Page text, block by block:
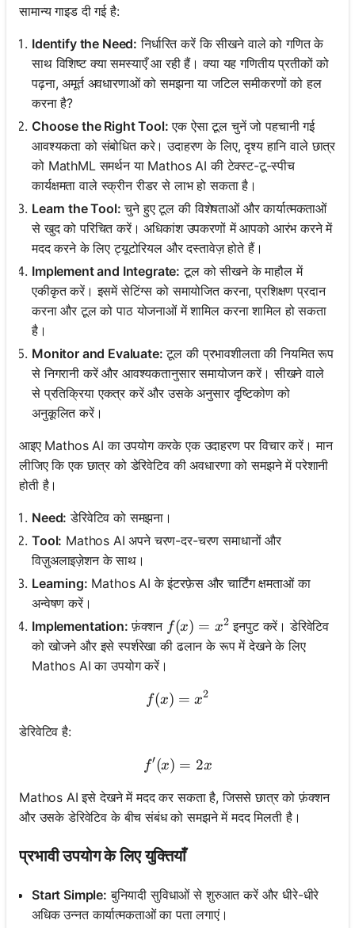
सामान्य गाइड दी गई है:
Identify the Need: निर्धारित करें कि सीखने वाले को गणित के
साथ विशिष्ट क्या समस्याएँ आ रही हैं। क्या यह गणितीय प्रतीकों को
पढ़ना, अमूर्त अवधारणाओं को समझना या जटिल समीकरणों को हल
करना है?
Choose the Right Tool: एक ऐसा टूल चुनें जो पहचानी गई
आवश्यकता को संबोधित करे। उदाहरण के लिए, दृश्य हानि वाले छात्र
को MathML समर्थन या Mathos AI की टेक्स्ट-टू-स्पीच
कार्यक्षमता वाले स्क्रीन रीडर से लाभ हो सकता है।
Learn the Tool: चुने हुए टूल की विशेषताओं और कार्यात्मकताओं
से खुद को परिचित करें। अधिकांश उपकरणों में आपको आरंभ करने में
मदद करने के लिए ट्यूटोरियल और दस्तावेज़ होते हैं।
Implement and Integrate: टूल को सीखने के माहौल में
एकीकृत करें। इसमें सेटिंग्स को समायोजित करना, प्रशिक्षण प्रदान
करना और टूल को पाठ योजनाओं में शामिल करना शामिल हो सकता
है।
Monitor and Evaluate: टूल की प्रभावशीलता की नियमित रूप
से निगरानी करें और आवश्यकतानुसार समायोजन करें। सीखने वाले
से प्रतिक्रिया एकत्र करें और उसके अनुसार दृष्टिकोण को
अनुकूलित करें।
आइए Mathos AI का उपयोग करके एक उदाहरण पर विचार करें। मान
लीजिए कि एक छात्र को डेरिवेटिव की अवधारणा को समझने में परेशानी
होती है।
Need: डेरिवेटिव को समझना।
Tool: Mathos AI अपने चरण-दर-चरण समाधानों और
विज़ुअलाइज़ेशन के साथ।
Learning: Mathos AI के इंटरफ़ेस और चार्टिंग क्षमताओं का
अन्वेषण करें।
Implementation: फ़ंक्शन f(x) = x^2
f(x) = x2 इनपुट करें। डेरिवेटिव
को खोजने और इसे स्पर्शरेखा की ढलान के रूप में देखने के लिए
Mathos AI का उपयोग करें।
f(x) = x^2
f(x) = x2
डेरिवेटिव है:
f'(x) = 2x
f′(x) = 2x
Mathos AI इसे देखने में मदद कर सकता है, जिससे छात्र को फ़ंक्शन
और उसके डेरिवेटिव के बीच संबंध को समझने में मदद मिलती है।
प्रभावी उपयोग के लिए युक्तियाँ
Start Simple: बुनियादी सुविधाओं से शुरुआत करें और धीरे-धीरे
अधिक उन्नत कार्यात्मकताओं का पता लगाएं।